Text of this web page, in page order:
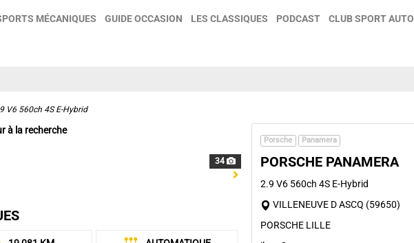
MÉCANIQUES GUIDE OCCASION LES CLASSIQUES PODCAST
CLUB SPORT AUTO
V6 560ch 4S E-Hybrid
à la recherche
34
Porsche Panamera
PORSCHE PANAMERA
2.9 V6 560ch 4S E-Hybrid
VILLENEUVE D ASCQ (59650)
PORSCHE LILLE